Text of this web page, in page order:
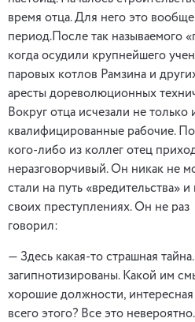
время отца. Для него это
период.После так называемого
когда осудили крупнейшего
паровых котлов Рамзина и
аресты дореволюционных
Вокруг отца исчезали не
квалифицированные рабочие.
кого-либо из коллег отец
неразговорчивый. Он никак не
стали на путь «вредительства»
своих преступлениях. Он не раз
— Здесь какая-то страшная
загипнотизированы. Какой им
хорошие должности, интересная
всего этого? Все это